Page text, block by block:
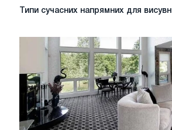
Типи
сучасних
висувних
Типи сучасних напрямних для